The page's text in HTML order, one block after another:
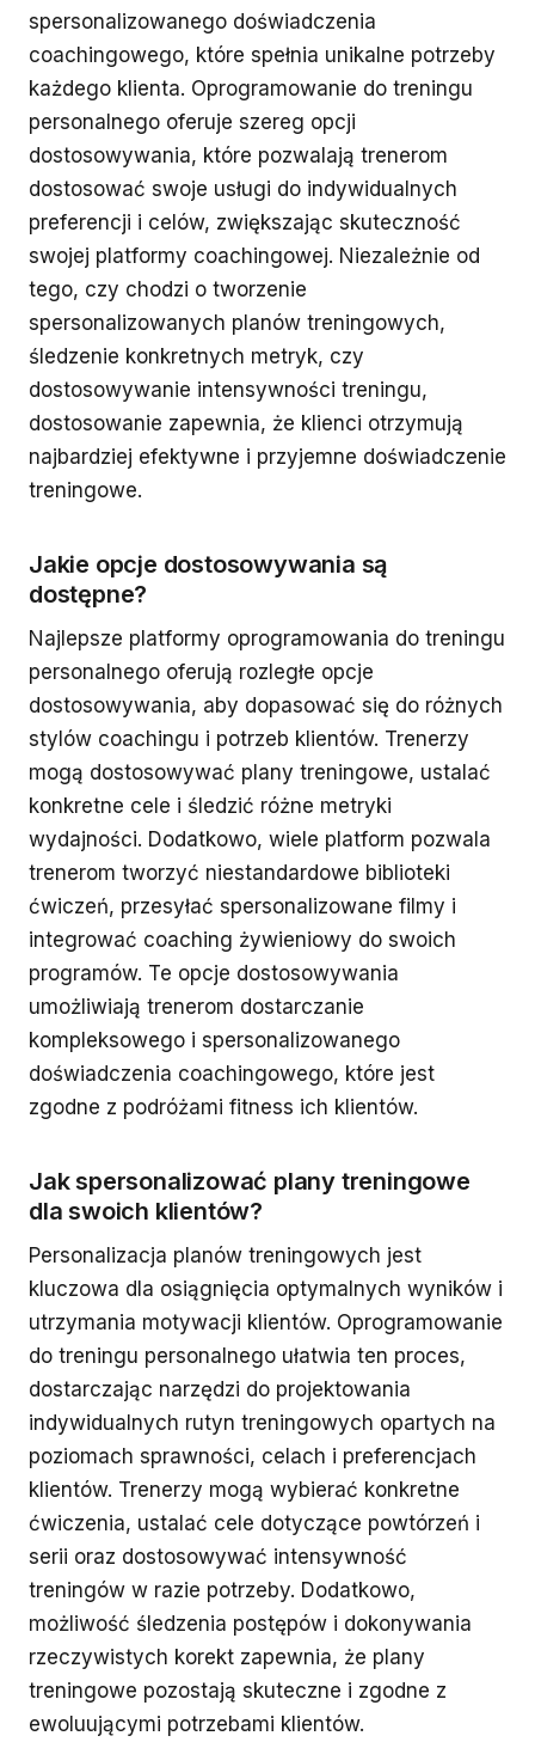
spersonalizowanego doświadczenia
coachingowego, które spełnia unikalne potrzeby
każdego klienta. Oprogramowanie do treningu
personalnego oferuje szereg opcji
dostosowywania, które pozwalają trenerom
dostosować swoje usługi do indywidualnych
preferencji i celów, zwiększając skuteczność
swojej platformy coachingowej. Niezależnie od
tego, czy chodzi o tworzenie
spersonalizowanych planów treningowych,
śledzenie konkretnych metryk, czy
dostosowywanie intensywności treningu,
dostosowanie zapewnia, że klienci otrzymują
najbardziej efektywne i przyjemne doświadczenie
treningowe.
Jakie opcje dostosowywania są
dostępne?
Najlepsze platformy oprogramowania do treningu
personalnego oferują rozległe opcje
dostosowywania, aby dopasować się do różnych
stylów coachingu i potrzeb klientów. Trenerzy
mogą dostosowywać plany treningowe, ustalać
konkretne cele i śledzić różne metryki
wydajności. Dodatkowo, wiele platform pozwala
trenerom tworzyć niestandardowe biblioteki
ćwiczeń, przesyłać spersonalizowane filmy i
integrować coaching żywieniowy do swoich
programów. Te opcje dostosowywania
umożliwiają trenerom dostarczanie
kompleksowego i spersonalizowanego
doświadczenia coachingowego, które jest
zgodne z podróżami fitness ich klientów.
Jak spersonalizować plany treningowe
dla swoich klientów?
Personalizacja planów treningowych jest
kluczowa dla osiągnięcia optymalnych wyników i
utrzymania motywacji klientów. Oprogramowanie
do treningu personalnego ułatwia ten proces,
dostarczając narzędzi do projektowania
indywidualnych rutyn treningowych opartych na
poziomach sprawności, celach i preferencjach
klientów. Trenerzy mogą wybierać konkretne
ćwiczenia, ustalać cele dotyczące powtórzeń i
serii oraz dostosowywać intensywność
treningów w razie potrzeby. Dodatkowo,
możliwość śledzenia postępów i dokonywania
rzeczywistych korekt zapewnia, że plany
treningowe pozostają skuteczne i zgodne z
ewoluującymi potrzebami klientów.